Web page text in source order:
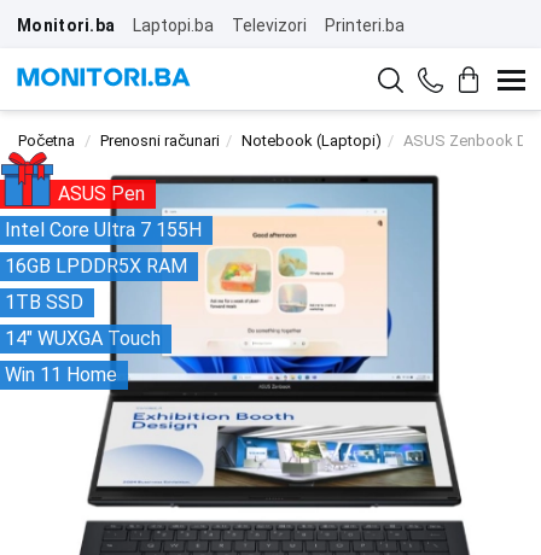
Monitori.ba Laptopi.ba Televizori Printeri.ba
Početna Prenosni računari Notebook (Laptopi) ASUS Zenbook
ASUS Pen
Intel Core Ultra 7 155H
16GB LPDDR5X RAM
1TB SSD
14" WUXGA Touch
Win 11 Home